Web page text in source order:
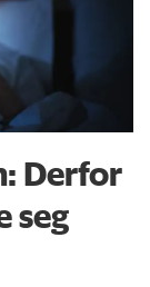
Derfor
seg